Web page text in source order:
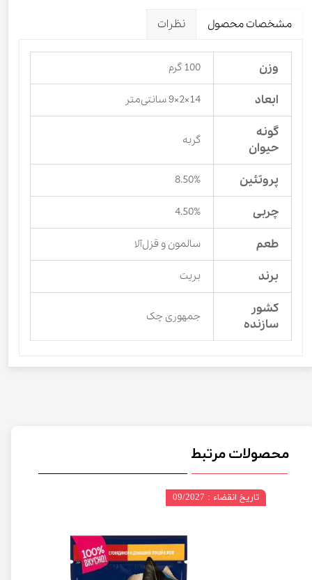
مشخصات محصول نظرات
وزن 100 گرم
ابعاد 14×2×9 سانتی‌متر
گونه
حیوان
گربه
پروتئین 8.50%
چربی 4.50%
طعم سالمون و قزل‌آلا
برند بریت
کشور
سازنده
جمهوری چک
محصولات مرتبط
تاریخ انقضاء : 09/2027